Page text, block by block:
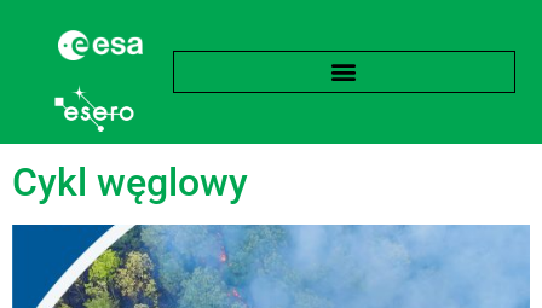
Tag:Biomasa
Cykl węglowy